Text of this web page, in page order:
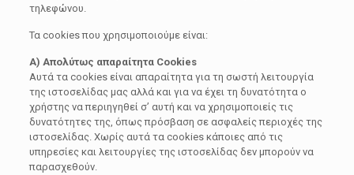
τηλεφώνου.
Τα cookies που χρησιμοποιούμε είναι:
Α) Απολύτως απαραίτητα Cookies
Αυτά τα cookies είναι απαραίτητα για τη σωστή λειτουργία
της ιστοσελίδας μας αλλά και για να έχει τη δυνατότητα ο
χρήστης να περιηγηθεί σ’ αυτή και να χρησιμοποιείς τις
δυνατότητες της, όπως πρόσβαση σε ασφαλείς περιοχές της
ιστοσελίδας. Χωρίς αυτά τα cookies κάποιες από τις
υπηρεσίες και λειτουργίες της ιστοσελίδας δεν μπορούν να
παρασχεθούν.